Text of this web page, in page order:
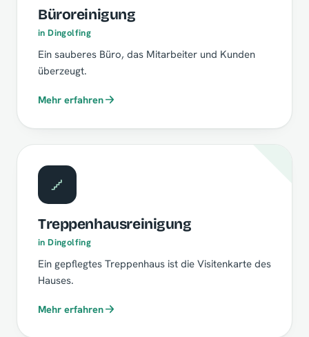
Büroreinigung
in Dingolfing
Ein sauberes Büro, das Mitarbeiter und Kunden
überzeugt.
Mehr erfahren
Treppenhausreinigung
in Dingolfing
Ein gepflegtes Treppenhaus ist die Visitenkarte des
Hauses.
Mehr erfahren